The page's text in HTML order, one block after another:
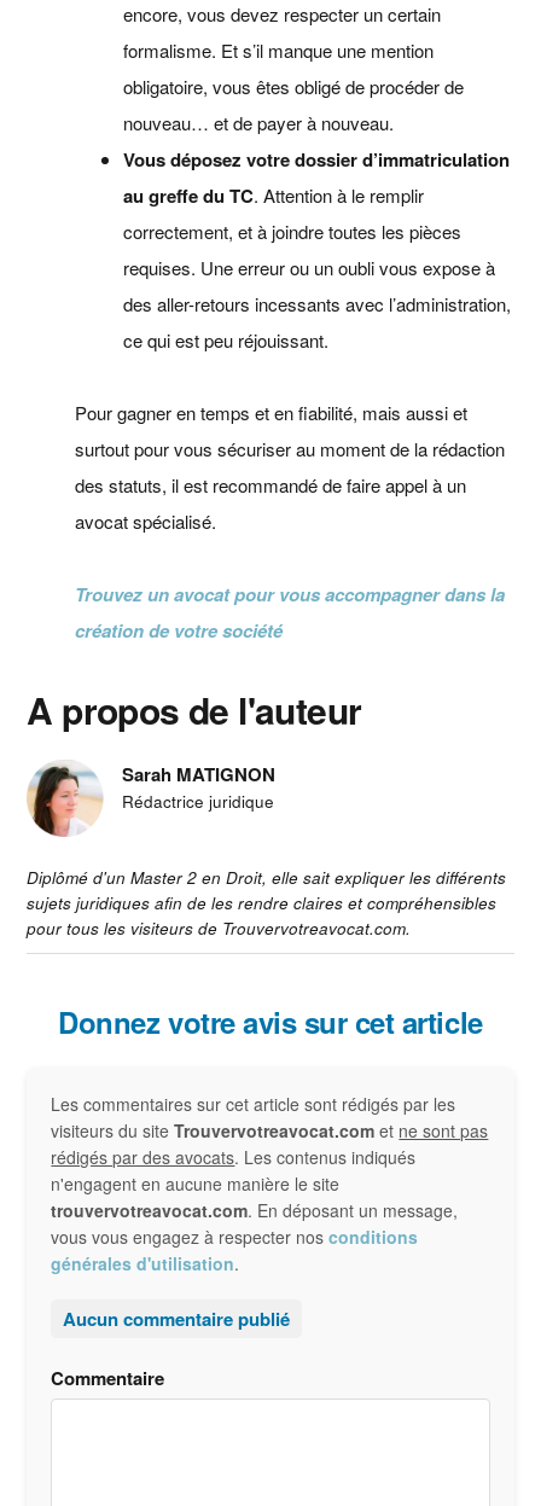
encore, vous devez respecter un certain
formalisme. Et s’il manque une mention
obligatoire, vous êtes obligé de procéder de
nouveau… et de payer à nouveau.
Vous déposez votre dossier d’immatriculation
au greffe du TC. Attention à le remplir
correctement, et à joindre toutes les pièces
requises. Une erreur ou un oubli vous expose à
des aller-retours incessants avec l’administration,
ce qui est peu réjouissant.
Pour gagner en temps et en fiabilité, mais aussi et
surtout pour vous sécuriser au moment de la rédaction
des statuts, il est recommandé de faire appel à un
avocat spécialisé.
Trouvez un avocat pour vous accompagner dans la
création de votre société
A propos de l'auteur
Sarah MATIGNON
Rédactrice juridique
Diplômé d'un Master 2 en Droit, elle sait expliquer les différents
sujets juridiques afin de les rendre claires et compréhensibles
pour tous les visiteurs de Trouvervotreavocat.com.
Interactions
lecteur
Donnez votre avis sur cet article
Les commentaires sur cet article sont rédigés par les
visiteurs du siteTrouvervotreavocat.com et ne sont pas
rédigés par des avocats. Les contenus indiqués
n'engagent en aucune manière le site
trouvervotreavocat.com. En déposant un message,
vous vous engagez à respecter nosconditions
générales d'utilisation.
Aucun commentaire publié
Commentaire